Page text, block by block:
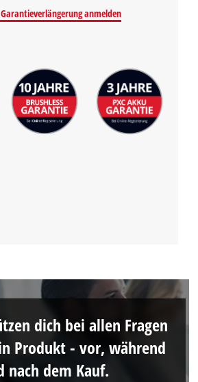
anmelden
dich bei allen Fragen
Produkt - vor, während
nach dem Kauf.